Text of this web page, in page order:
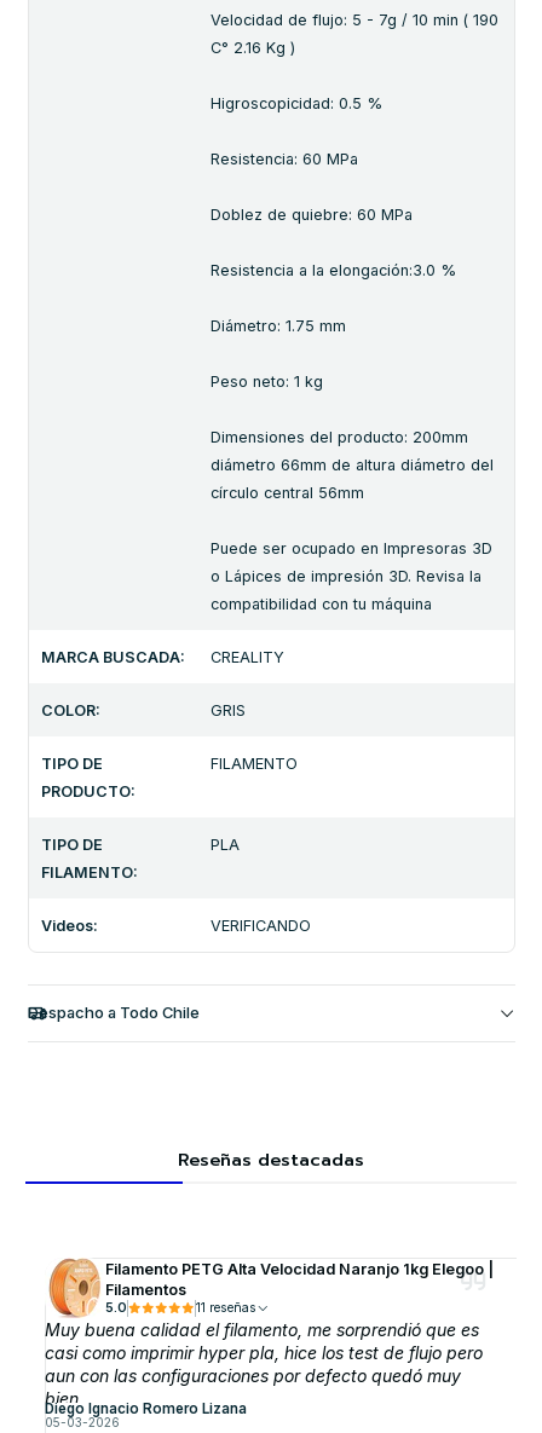
Velocidad de flujo: 5 - 7g / 10 min ( 190
C° 2.16 Kg )
Higroscopicidad: 0.5 %
Resistencia: 60 MPa
Doblez de quiebre: 60 MPa
Resistencia a la elongación:3.0 %
Diámetro: 1.75 mm
Peso neto: 1 kg
Dimensiones del producto: 200mm
diámetro 66mm de altura diámetro del
círculo central 56mm
Puede ser ocupado en Impresoras 3D
o Lápices de impresión 3D. Revisa la
compatibilidad con tu máquina
MARCA BUSCADA: CREALITY
COLOR: GRIS
TIPO DE
PRODUCTO:
FILAMENTO
TIPO DE
FILAMENTO:
PLA
Videos: VERIFICANDO
Despacho a Todo Chile
Reseñas destacadas
Filamento PETG Alta Velocidad Naranjo 1kg Elegoo |
Filamentos
5.0 11 reseñas
Muy buena calidad el filamento, me sorprendió que es
casi como imprimir hyper pla, hice los test de flujo pero
aun con las configuraciones por defecto quedó muy
bien.
Diego Ignacio Romero Lizana
05-03-2026